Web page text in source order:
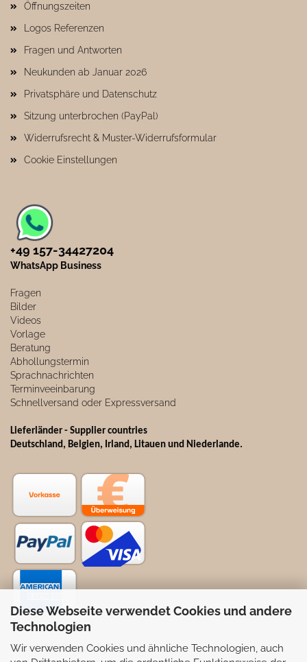
Diese Webseite verwendet Cookies und andere
Technologien
Wir verwenden Cookies und ähnliche Technologien, auch
Öffnungszeiten
Logos Referenzen
Fragen und Antworten
Neukunden ab Januar 2026
Privatsphäre und Datenschutz
Sitzung unterbrochen (PayPal)
Widerrufsrecht & Muster-Widerrufsformular
Cookie Einstellungen
+49 157-34427204​
WhatsApp Business
Fragen
Bilder
Videos
Vorlage
Beratung
Abhollungstermin
Sprachnachrichten
Terminveeinbarung
Schnellversand oder Expressversand
Lieferländer - Supplier countries
Deutschland, Belgien, Irland, Litauen und Niederlande.
Selbstabhollung möglich